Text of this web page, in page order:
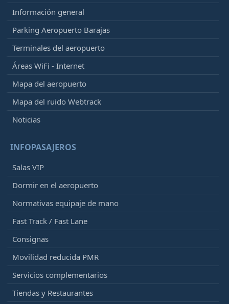
Información general
Parking Aeropuerto Barajas
Terminales del aeropuerto
Áreas WiFi - Internet
Mapa del aeropuerto
Mapa del ruido Webtrack
Noticias
INFOPASAJEROS
Salas VIP
Dormir en el aeropuerto
Normativas equipaje de mano
Fast Track / Fast Lane
Consignas
Movilidad reducida PMR
Servicios complementarios
Tiendas y Restaurantes